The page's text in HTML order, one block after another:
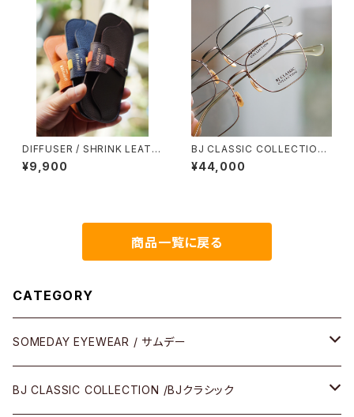
DIFFUSER / SHRINK LEATH
ER SMART EYEWEAR CASE
メガネケース ケース
¥9,900
BJ CLASSIC COLLECTION
PREM-149ET ツーブリッジ ダ
ブルブリッジ BJクラシック
¥44,000
商品一覧に戻る
CATEGORY
SOMEDAY EYEWEAR / サムデー
メガネ
BJ CLASSIC COLLECTION /BJクラシック